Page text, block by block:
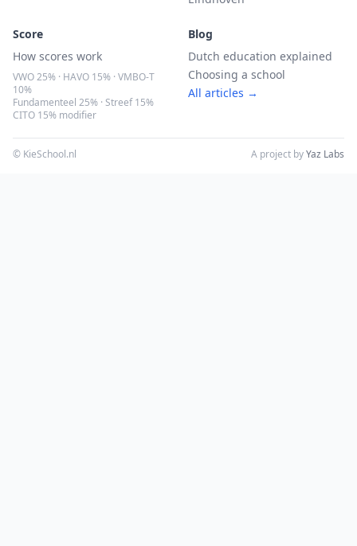
Score
How scores work
VWO 25% · HAVO 15% · VMBO-T
10%
Fundamenteel 25% · Streef 15%
CITO 15% modifier
Blog
Dutch education explained
Choosing a school
All articles →
© KieSchool.nl A project byYaz Labs